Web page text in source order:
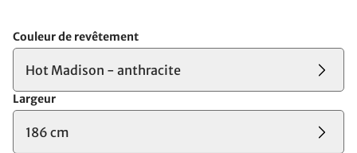
Couleur de revêtement
Hot Madison - anthracite
Largeur
186 cm